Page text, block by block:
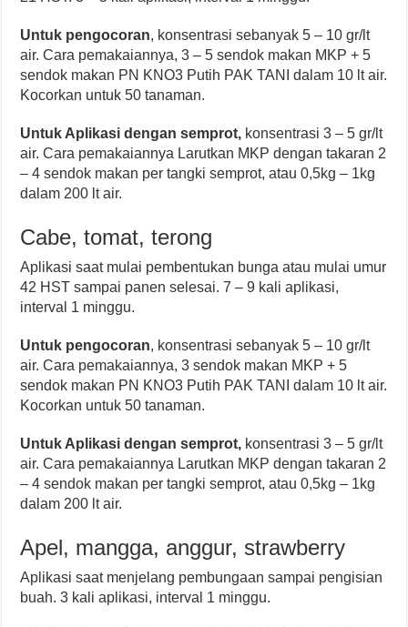
Untuk pengocoran, konsentrasi sebanyak 5 – 10 gr/lt
air. Cara pemakaiannya, 3 – 5 sendok makan MKP + 5
sendok makan PN KNO3 Putih PAK TANI dalam 10 lt air.
Kocorkan untuk 50 tanaman.
Untuk Aplikasi dengan semprot, konsentrasi 3 – 5 gr/lt
air. Cara pemakaiannya Larutkan MKP dengan takaran 2
– 4 sendok makan per tangki semprot, atau 0,5kg – 1kg
dalam 200 lt air.
Cabe, tomat, terong
Aplikasi saat mulai pembentukan bunga atau mulai umur
42 HST sampai panen selesai. 7 – 9 kali aplikasi,
interval 1 minggu.
Untuk pengocoran, konsentrasi sebanyak 5 – 10 gr/lt
air. Cara pemakaiannya, 3 sendok makan MKP + 5
sendok makan PN KNO3 Putih PAK TANI dalam 10 lt air.
Kocorkan untuk 50 tanaman.
Untuk Aplikasi dengan semprot, konsentrasi 3 – 5 gr/lt
air. Cara pemakaiannya Larutkan MKP dengan takaran 2
– 4 sendok makan per tangki semprot, atau 0,5kg – 1kg
dalam 200 lt air.
Apel, mangga, anggur, strawberry
Aplikasi saat menjelang pembungaan sampai pengisian
buah. 3 kali aplikasi, interval 1 minggu.